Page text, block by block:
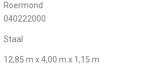
Roermond
040222000
Staal
12,85 m x 4,00 m x 1,15 m